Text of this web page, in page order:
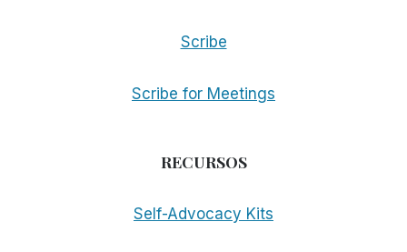
Scribe
Scribe for Meetings
RECURSOS
Self-Advocacy Kits